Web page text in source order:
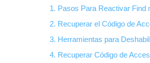
1. Pasos Para Reactivar Find
2. Recuperar el Código de
3. Herramientas para
4. Recuperar Código de